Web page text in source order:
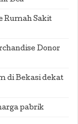
Rumah Sakit
Donor
di Bekasi dekat
pabrik